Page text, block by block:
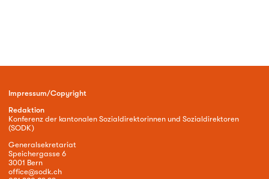
Impressum/Copyright
Redaktion
Konferenz der kantonalen Sozialdirektorinnen und Sozialdirektoren
(SODK)
Generalsekretariat
Speichergasse 6
3001 Bern
office@sodk.ch